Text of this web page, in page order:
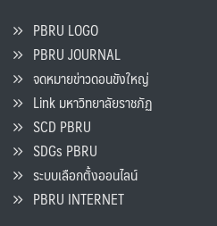
PBRU LOGO
PBRU JOURNAL
จดหมายข่าวดอนขังใหญ่
Link มหาวิทยาลัยราชภัฏ
SCD PBRU
SDGs PBRU
ระบบเลือกตั้งออนไลน์
PBRU INTERNET